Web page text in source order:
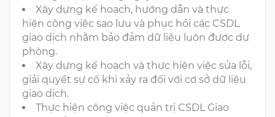
Xây dựng kế hoạch, hướng dẫn và thực
hiện công việc sao lưu và phục hồi các CSDL
giao dịch nhằm bảo đảm dữ liệu luôn được dự
phòng.
Xây dựng kế hoạch và thực hiện việc sửa lỗi,
giải quyết sự cố khi xảy ra đối với cơ sở dữ liệu
giao dịch.
Thực hiện công việc quản trị CSDL Giao